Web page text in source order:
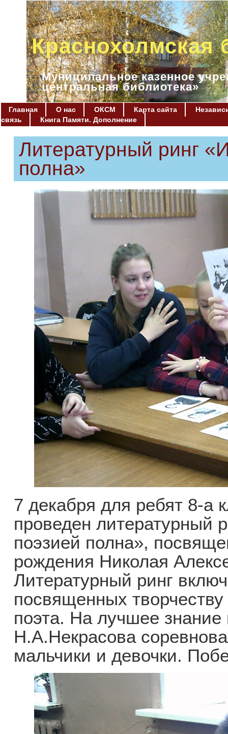
Краснохолмская
Муниципальное казенное
центральная библиотека»
Главная О нас ОКСМ Карта сайта
связь
Книга Памяти. Дополнение
Литературный ринг
полна»
7 декабря для ребят 8-
проведен литературный
поэзией полна»,
рождения Николая
Литературный ринг
посвященных творчеству
поэта. На лучшее знание
Н.А.Некрасова
мальчики и девочки.